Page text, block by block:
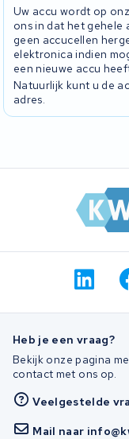
Uw accu wordt op
ons in dat het gehele
geen accucellen
elektronica indien
een nieuwe accu
Natuurlijk kunt u de
adres.
Heb je een vraag?
Bekijk onze pagina
contact met ons op.
Veelgestelde
Mail naar